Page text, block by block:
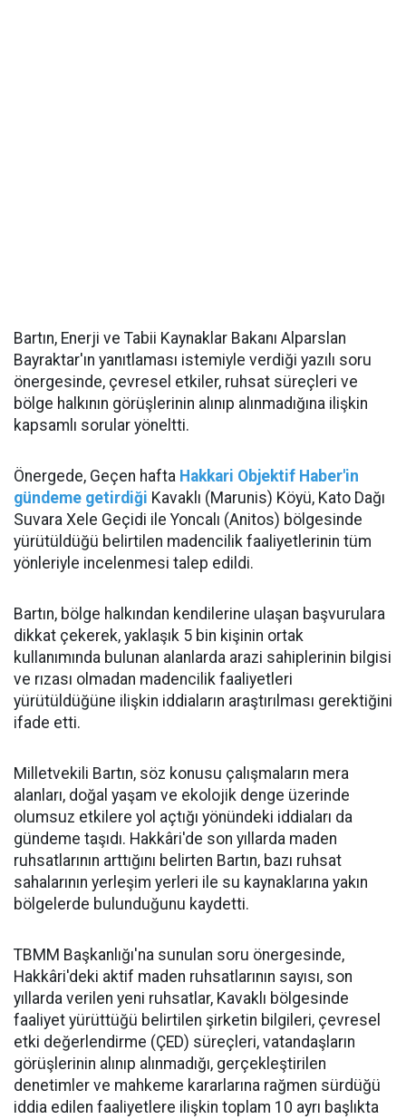
Bartın, Enerji ve Tabii Kaynaklar Bakanı Alparslan
Bayraktar'ın yanıtlaması istemiyle verdiği yazılı soru
önergesinde, çevresel etkiler, ruhsat süreçleri ve
bölge halkının görüşlerinin alınıp alınmadığına ilişkin
kapsamlı sorular yöneltti.
Önergede, Geçen hafta Hakkari Objektif Haber'in
gündeme getirdiği Kavaklı (Marunis) Köyü, Kato Dağı
Suvara Xele Geçidi ile Yoncalı (Anitos) bölgesinde
yürütüldüğü belirtilen madencilik faaliyetlerinin tüm
yönleriyle incelenmesi talep edildi.
Bartın, bölge halkından kendilerine ulaşan başvurulara
dikkat çekerek, yaklaşık 5 bin kişinin ortak
kullanımında bulunan alanlarda arazi sahiplerinin bilgisi
ve rızası olmadan madencilik faaliyetleri
yürütüldüğüne ilişkin iddiaların araştırılması gerektiğini
ifade etti.
Milletvekili Bartın, söz konusu çalışmaların mera
alanları, doğal yaşam ve ekolojik denge üzerinde
olumsuz etkilere yol açtığı yönündeki iddiaları da
gündeme taşıdı. Hakkâri'de son yıllarda maden
ruhsatlarının arttığını belirten Bartın, bazı ruhsat
sahalarının yerleşim yerleri ile su kaynaklarına yakın
bölgelerde bulunduğunu kaydetti.
TBMM Başkanlığı'na sunulan soru önergesinde,
Hakkâri'deki aktif maden ruhsatlarının sayısı, son
yıllarda verilen yeni ruhsatlar, Kavaklı bölgesinde
faaliyet yürüttüğü belirtilen şirketin bilgileri, çevresel
etki değerlendirme (ÇED) süreçleri, vatandaşların
görüşlerinin alınıp alınmadığı, gerçekleştirilen
denetimler ve mahkeme kararlarına rağmen sürdüğü
iddia edilen faaliyetlere ilişkin toplam 10 ayrı başlıkta